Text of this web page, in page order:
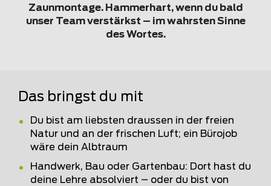
Zaunmontage. Hammerhart, wenn du bald
unser Team verstärkst – im wahrsten Sinne
des Wortes.
Das bringst du mit
Du bist am liebsten draussen in der freien
Natur und an der frischen Luft; ein Bürojob
wäre dein Albtraum
Handwerk, Bau oder Gartenbau: Dort hast du
deine Lehre absolviert – oder du bist von